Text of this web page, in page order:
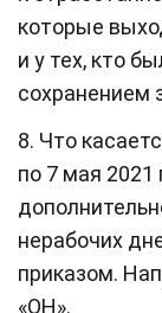
которые
и у тех, кто
сохранением
8. Что
по 7 мая 2021
нерабочих
приказом.
«ОН».